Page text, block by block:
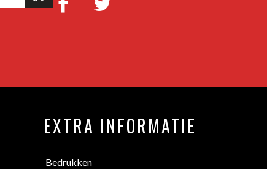
EXTRA INFORMATIE
Bedrukken